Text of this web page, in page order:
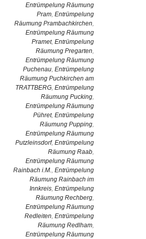
Entrümpelung Räumung
Pram, Entrümpelung
Räumung Prambachkirchen,
Entrümpelung Räumung
Pramet, Entrümpelung
Räumung Pregarten,
Entrümpelung Räumung
Puchenau, Entrümpelung
Räumung Puchkirchen am
TRATTBERG, Entrümpelung
Räumung Pucking,
Entrümpelung Räumung
Pühret, Entrümpelung
Räumung Pupping,
Entrümpelung Räumung
Putzleinsdorf, Entrümpelung
Räumung Raab,
Entrümpelung Räumung
Rainbach i.M., Entrümpelung
Räumung Rainbach im
Innkreis, Entrümpelung
Räumung Rechberg,
Entrümpelung Räumung
Redleiten, Entrümpelung
Räumung Redlham,
Entrümpelung Räumung